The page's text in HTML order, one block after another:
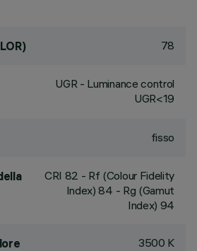
78
UGR - Luminance control
UGR<19
fisso
CRI 82 - Rf (Colour Fidelity
Index) 84 - Rg (Gamut
Index) 94
3500 K